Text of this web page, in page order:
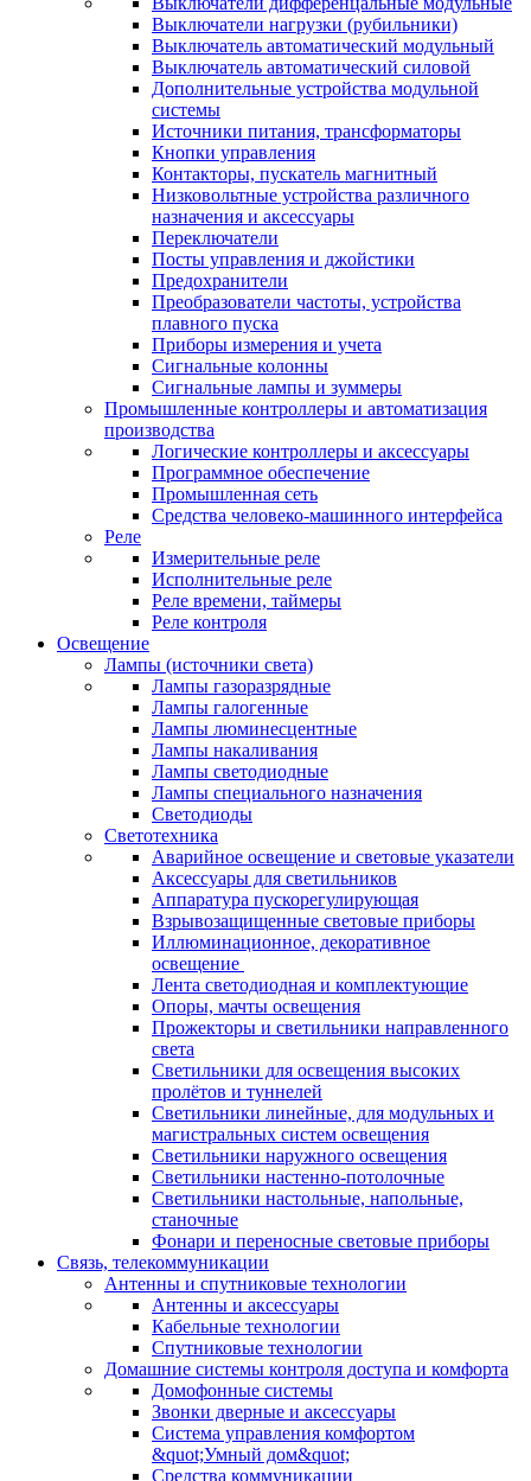
Выключатели нагрузки (рубильники)
Выключатель автоматический модульный
Выключатель автоматический силовой
Дополнительные устройства модульной
системы
Источники питания, трансформаторы
Кнопки управления
Контакторы, пускатель магнитный
Низковольтные устройства различного
назначения и аксессуары
Переключатели
Посты управления и джойстики
Предохранители
Преобразователи частоты, устройства
плавного пуска
Приборы измерения и учета
Сигнальные колонны
Сигнальные лампы и зуммеры
Промышленные контроллеры и автоматизация
производства
Логические контроллеры и аксессуары
Программное обеспечение
Промышленная сеть
Средства человеко-машинного интерфейса
Реле
Измерительные реле
Исполнительные реле
Реле времени, таймеры
Реле контроля
Освещение
Лампы (источники света)
Лампы газоразрядные
Лампы галогенные
Лампы люминесцентные
Лампы накаливания
Лампы светодиодные
Лампы специального назначения
Светодиоды
Светотехника
Аварийное освещение и световые указатели
Аксессуары для светильников
Аппаратура пускорегулирующая
Взрывозащищенные световые приборы
Иллюминационное, декоративное
освещение
Лента светодиодная и комплектующие
Опоры, мачты освещения
Прожекторы и светильники направленного
света
Светильники для освещения высоких
пролётов и туннелей
Светильники линейные, для модульных и
магистральных систем освещения
Светильники наружного освещения
Светильники настенно-потолочные
Светильники настольные, напольные,
станочные
Фонари и переносные световые приборы
Связь, телекоммуникации
Антенны и спутниковые технологии
Антенны и аксессуары
Кабельные технологии
Спутниковые технологии
Домашние системы контроля доступа и комфорта
Домофонные системы
Звонки дверные и аксессуары
Система управления комфортом
&quot;Умный дом&quot;
Средства коммуникации